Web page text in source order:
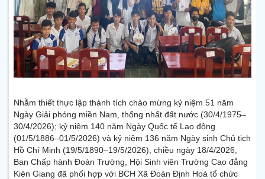
Nhằm thiết thực lập thành tích chào mừng kỷ niệm 51 năm
Ngày Giải phóng miền Nam, thống nhất đất nước (30/4/1975–
30/4/2026); kỷ niệm 140 năm Ngày Quốc tế Lao động
(01/5/1886–01/5/2026) và kỷ niệm 136 năm Ngày sinh Chủ tịch
Hồ Chí Minh (19/5/1890–19/5/2026), chiều ngày 18/4/2026,
Ban Chấp hành Đoàn Trường, Hội Sinh viên Trường Cao đẳng
Kiên Giang đã phối hợp với BCH Xã Đoàn Định Hoà tổ chức